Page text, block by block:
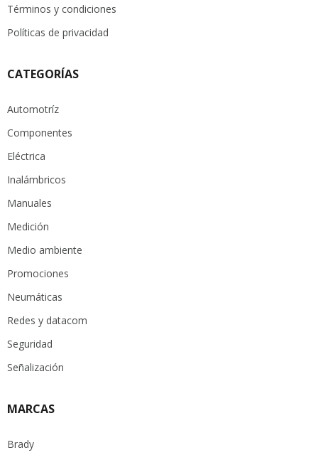
Términos y condiciones
Políticas de privacidad
CATEGORÍAS
Automotríz
Componentes
Eléctrica
Inalámbricos
Manuales
Medición
Medio ambiente
Promociones
Neumáticas
Redes y datacom
Seguridad
Señalización
MARCAS
Brady